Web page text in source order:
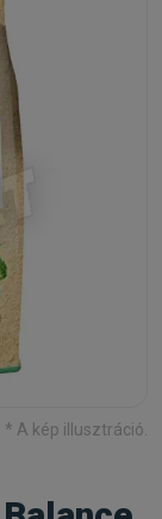
* A kép illusztráció.